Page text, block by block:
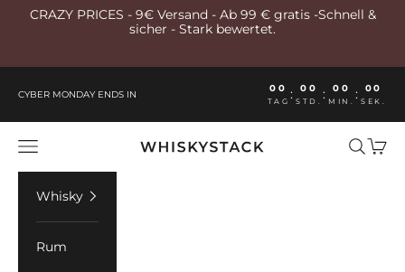
Zum Inhalt springen
CRAZY PRICES - 9€ Versand - Ab 99 € gratis -Schnell &
sicher - Stark bewertet.
CYBER MONDAY ENDS IN 00
TAG : 00
STD. : 00
MIN. : 00
SEK.
Whiskystack Germany
Menü Suchen
Whisky
Rum